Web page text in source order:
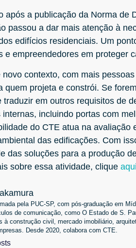
após a publicação da Norma de
passou a dar mais atenção à
edifícios residenciais. Um
e empreendedores em proteger
novo contexto, com mais
quem projeta e constrói. Se
traduzir em outros requisitos de
internas, incluindo portas com
do CTE atua na
das edificações. Com
das soluções para a produção
sobre essa atividade, clique aqui
pela PUC-SP, com pós-graduação em
de comunicação, como O Estado de S.
à construção civil, mercado imobiliário,
Desde 2020, colabora com CTE.